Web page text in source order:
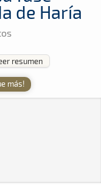
de Haría
resumen
más!